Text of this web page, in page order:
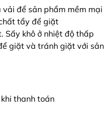
vải để sản phẩm mềm
tẩy để giặt
Sấy khô ở nhiệt độ thấp
giặt và tránh giặt với
thanh toán